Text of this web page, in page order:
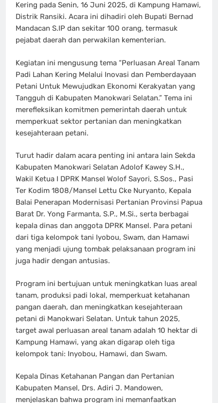
Kering pada Senin, 16 Juni 2025, di Kampung Hamawi,
Distrik Ransiki. Acara ini dihadiri oleh Bupati Bernad
Mandacan S.IP dan sekitar 100 orang, termasuk
pejabat daerah dan perwakilan kementerian.
Kegiatan ini mengusung tema “Perluasan Areal Tanam
Padi Lahan Kering Melalui Inovasi dan Pemberdayaan
Petani Untuk Mewujudkan Ekonomi Kerakyatan yang
Tangguh di Kabupaten Manokwari Selatan.” Tema ini
merefleksikan komitmen pemerintah daerah untuk
memperkuat sektor pertanian dan meningkatkan
kesejahteraan petani.
Turut hadir dalam acara penting ini antara lain Sekda
Kabupaten Manokwari Selatan Adolof Kawey S.H.,
Wakil Ketua I DPRK Mansel Wolof Sayori, S.Sos., Pasi
Ter Kodim 1808/Mansel Lettu Cke Nuryanto, Kepala
Balai Penerapan Modernisasi Pertanian Provinsi Papua
Barat Dr. Yong Farmanta, S.P., M.Si., serta berbagai
kepala dinas dan anggota DPRK Mansel. Para petani
dari tiga kelompok tani Iyobou, Swam, dan Hamawi
yang menjadi ujung tombak pelaksanaan program ini
juga hadir dengan antusias.
Program ini bertujuan untuk meningkatkan luas areal
tanam, produksi padi lokal, memperkuat ketahanan
pangan daerah, dan meningkatkan kesejahteraan
petani di Manokwari Selatan. Untuk tahun 2025,
target awal perluasan areal tanam adalah 10 hektar di
Kampung Hamawi, yang akan digarap oleh tiga
kelompok tani: Inyobou, Hamawi, dan Swam.
Kepala Dinas Ketahanan Pangan dan Pertanian
Kabupaten Mansel, Drs. Adiri J. Mandowen,
menjelaskan bahwa program ini memanfaatkan